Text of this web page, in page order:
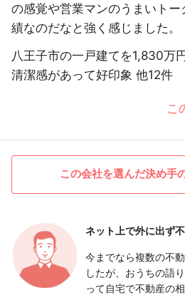
の感覚や営業マンのうまいト
績なのだなと強く感じました。
八王子市の一戸建てを1,830万
清潔感があって好印象 他12件
こ
この会社を選んだ決め手
ネット上で外に出ず
今までなら複数の不
したが、おうちの語
って自宅で不動産の